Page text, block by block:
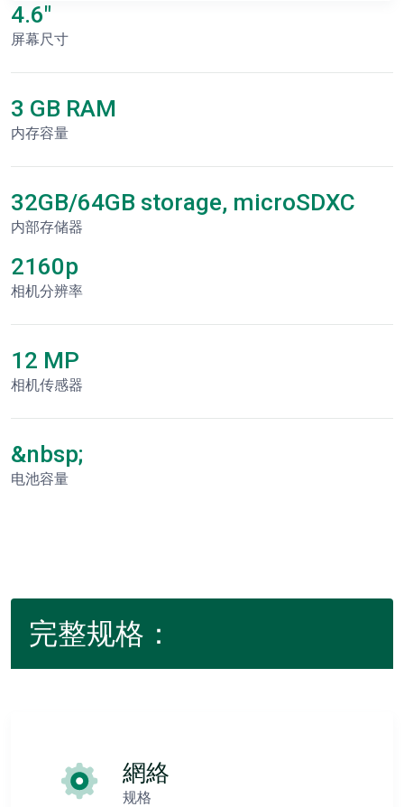
4.6"
屏幕尺寸
3 GB RAM
内存容量
32GB/64GB storage, microSDXC
内部存储器
2160p
相机分辨率
12 MP
相机传感器
&nbsp;
电池容量
完整规格：
網絡
规格